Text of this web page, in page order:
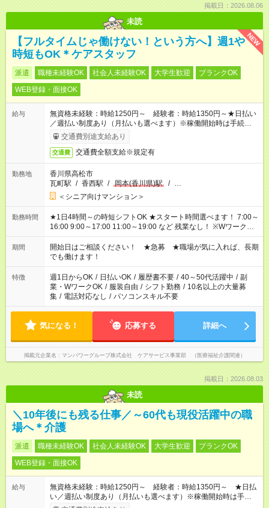
掲載日：2026.08.06
未読
NEW
【フルタイムじゃ働けない！という方へ】週1や
時短もOK＊ケアスタッフ
派遣 職種未経験OK 社会人未経験OK 大学生歓迎
ブランクOK
WEB登録・面接OK
給与
無資格未経験：時給1250円～ 経験者：時給1350円～★日払い
／週払い制度あり（月払いも選べます）※稼働開始時は手続き完
了次第のお支払いとなります。
交通費別途支給あり
交通費 交通費全額支給※規定有
勤務地
香川県高松市
瓦町駅 / 香西駅 / 岡本(香川県)駅 / …
＜シニア向けマンション＞
勤務時間
★1日4時間～の時短シフトOK ★スタート時間選べます！ 7:00～
16:00 9:00～17:00 11:00～19:00 など 残業なし！ ※Wワークの
場合、他のお仕事と合わせ週40時間超の就業はご案内できませ
ん ※法令に基づき、週20時間以上勤務は社会保険への加入対象
となります ※労働者派遣法（日雇い派遣の原則禁止）により、
短時間・短期間の就業はご案内が難しい場合があります
期間
開始日はご相談ください！ ★急募 ★職場が気に入れば、長期
でも働けます！
特徴 週1日からOK / 日払いOK / 履歴書不要 / 40～50代活躍中 / 副
業・WワークOK / 服装自由 / シフト勤務 / 10名以上の大量募
集 / 電話対応なし / パソコンスキル不要
気になる！ 応募する 詳細へ
掲載元企業名 マンパワーグループ株式会社 ケアサービス事業部 （医療福祉介護関連）
掲載日：2026.08.03
未読
＼10年後にも残る仕事／～60代も現役活躍中の職
場へ＊介護
派遣 職種未経験OK 社会人未経験OK 大学生歓迎
ブランクOK
WEB登録・面接OK
給与
無資格未経験：時給1250円～ 経験者：時給1350円～ ★日払
い／週払い制度あり（月払いも選べます）※稼働開始時は手続き
完了次第のお支払いとなります。